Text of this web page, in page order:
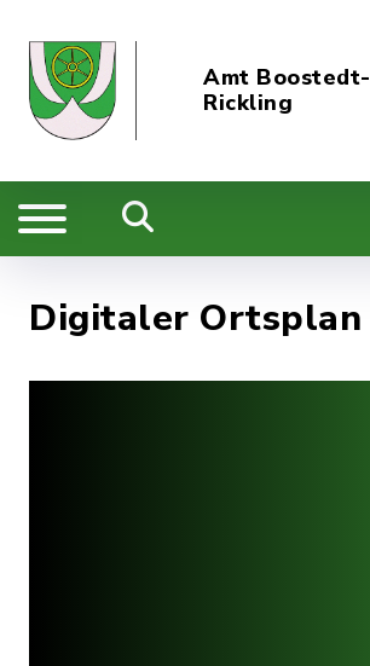
Amt Boostedt-
Rickling
Digitaler Ortsplan